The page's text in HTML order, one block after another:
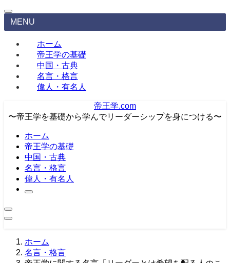
MENU
ホーム
帝王学の基礎
中国・古典
名言・格言
偉人・有名人
帝王学.com
〜帝王学を基礎から学んでリーダーシップを身につける〜
ホーム
帝王学の基礎
中国・古典
名言・格言
偉人・有名人
ホーム
名言・格言